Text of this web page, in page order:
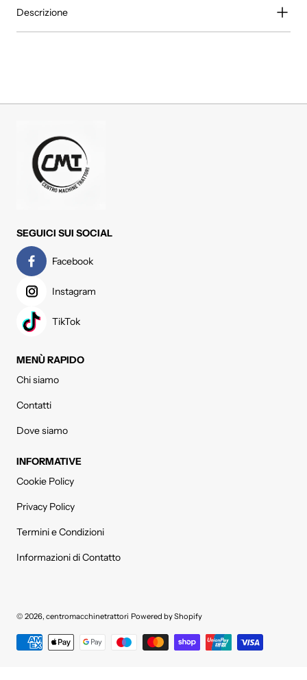
Descrizione
SEGUICI SUI SOCIAL
Facebook
Instagram
TikTok
MENÙ RAPIDO
Chi siamo
Contatti
Dove siamo
INFORMATIVE
Cookie Policy
Privacy Policy
Termini e Condizioni
Informazioni di Contatto
© 2026, centromacchinetrattori Powered by Shopify
Metodi di pagamento